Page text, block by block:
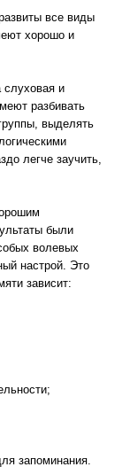
все виды
хорошо и
слуховая и
разбивать
выделять
легче заучить,
были
волевых
настрой. Это
зависит:
запоминания.